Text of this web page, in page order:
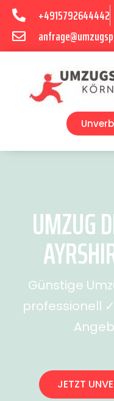
+4915792644442
UMZUG
Günstige
professionell
JETZT